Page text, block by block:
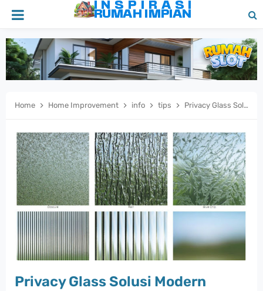
Home Home Improvement info tips Privacy Glass Solusi Modern untuk Rumah yang Stylish dan Privasi Terjaga
Privacy Glass Solusi Modern